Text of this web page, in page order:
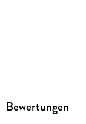
Bewertungen